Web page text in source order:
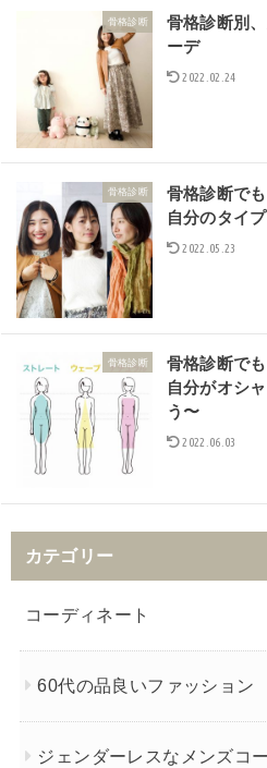
骨格診断
骨格診断別
ーデ
2022.02.24
骨格診断
骨格診断で
自分のタイ
2022.05.23
骨格診断
骨格診断で
自分がオシ
う〜
2022.06.03
カテゴリー
コーディネート
60代の品良いファッション
ジェンダーレスなメンズコ